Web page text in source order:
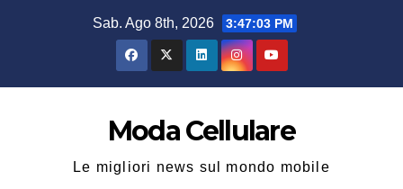
Sab. Ago 8th, 2026 3:47:03 PM
Moda Cellulare
Le migliori news sul mondo mobile